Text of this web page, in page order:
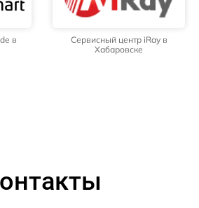
в
Сервисный центр iRay в
Хабаровске